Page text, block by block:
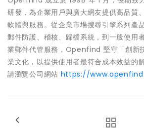
研發，為企業用戶與廣大網友提供高品質
軟體與服務。從企業市場搜尋引擎系列產
郵件防護、稽核、歸檔系統，到一般使用
業郵件代管服務，Openfind 堅守「創新
業文化，以提供使用者最符合成本效益的
請瀏覽公司網站 https://